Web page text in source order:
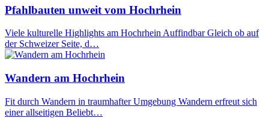
Pfahlbauten unweit vom Hochrhein
Viele kulturelle Highlights am Hochrhein Auffindbar Gleich ob auf
der Schweizer Seite, d…
Wandern am Hochrhein
Fit durch Wandern in traumhafter Umgebung Wandern erfreut sich
einer allseitigen Beliebt…